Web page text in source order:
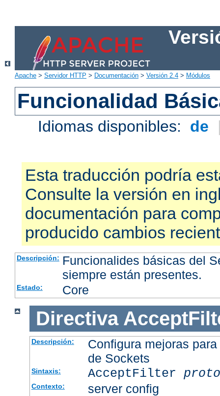
Apache > Servidor HTTP > Documentación > Versión 2.4 > Módulos
Funcionalidad
Idiomas disponibles: de
Esta traducción podría
Consulte la versión en
documentación para
producido cambios
Descripción: Funcionalides básicas del
siempre están presentes.
Estado: Core
Directiva
Descripción:
Configura mejoras
de Sockets
Sintaxis: AcceptFilter
Contexto: server config